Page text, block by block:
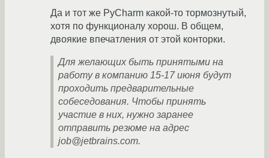
Да и тот же PyCharm какой-то тормознутый,
хотя по функционалу хорош. В общем,
двоякие впечатления от этой конторки.
Для желающих быть принятыми на
работу в компанию 15-17 июня будут
проходить предварительные
собеседования. Чтобы принять
участие в них, нужно заранее
отправить резюме на адрес
job@jetbrains.com.